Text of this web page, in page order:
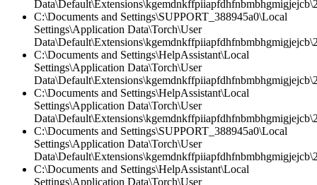
C:\Documents and Settings\SUPPORT_388945a0\Local
Settings\Application Data\Torch\User
C:\Documents and Settings\HelpAssistant\Local
Settings\Application Data\Torch\User
C:\Documents and Settings\HelpAssistant\Local
Settings\Application Data\Torch\User
C:\Documents and Settings\SUPPORT_388945a0\Local
Settings\Application Data\Torch\User
C:\Documents and Settings\HelpAssistant\Local
Settings\Application Data\Torch\User